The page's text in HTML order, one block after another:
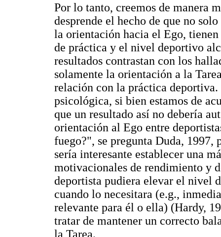
Por lo tanto, creemos de manera
desprende el hecho de que no
la orientación hacia el Ego,
de práctica y el nivel deportivo
resultados contrastan con los
solamente la orientación a la
relación con la práctica
psicológica, si bien estamos de
que un resultado así no debería
orientación al Ego entre
fuego?", se pregunta Duda, 1997,
sería interesante establecer una
motivacionales de rendimiento y
deportista pudiera elevar el nivel
cuando lo necesitara (e.g.,
relevante para él o ella) (Hardy,
tratar de mantener un correcto
la Tarea.